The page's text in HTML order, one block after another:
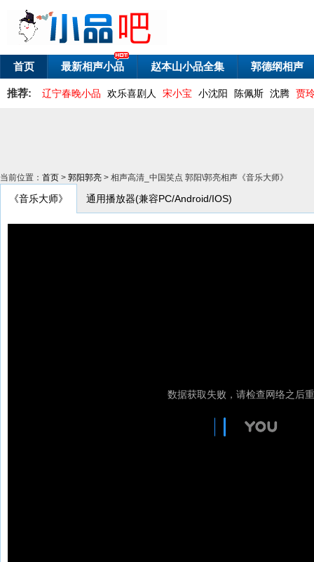
首页 最新相声小品 赵本山小品全集 郭德纲相声
推荐: 辽宁春晚小品 欢乐喜剧人 宋小宝 小沈阳 陈佩斯 沈腾 贾
当前位置： 首页 > 郭阳郭亮 > 相声高清_中国笑点 郭阳\郭亮相声《音乐大师》
《音乐大师》 通用播放器(兼容PC/Android/IOS)